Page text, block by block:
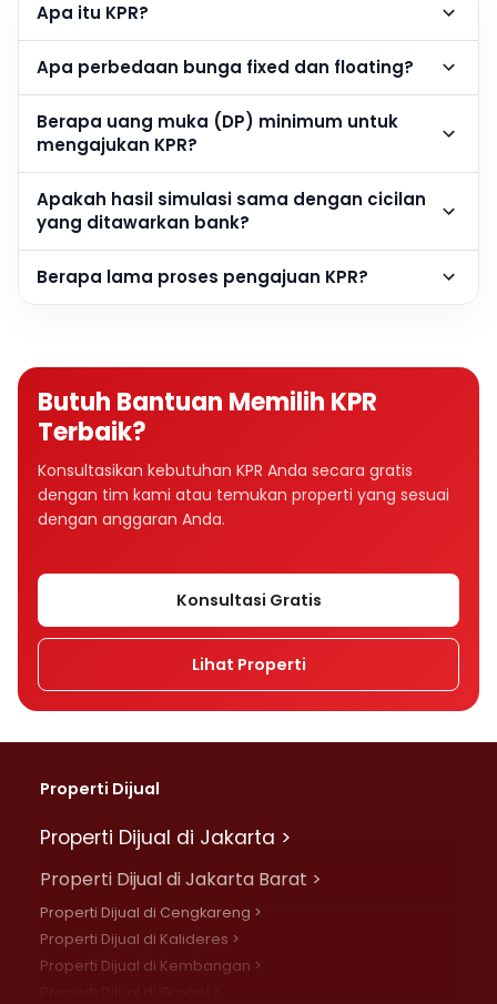
Apa itu KPR?
Apa perbedaan bunga fixed dan floating?
Berapa uang muka (DP) minimum untuk
mengajukan KPR?
Apakah hasil simulasi sama dengan cicilan
yang ditawarkan bank?
Berapa lama proses pengajuan KPR?
Butuh Bantuan Memilih KPR
Terbaik?
Konsultasikan kebutuhan KPR Anda secara gratis
dengan tim kami atau temukan properti yang sesuai
dengan anggaran Anda.
Konsultasi Gratis
Lihat Properti
Properti Dijual
Properti Dijual di Jakarta >
Properti Dijual di Jakarta Barat >
Properti Dijual di Cengkareng >
Properti Dijual di Kalideres >
Properti Dijual di Kembangan >